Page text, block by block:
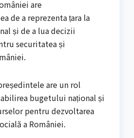
are
de a reprezenta țara la
și de a lua decizii
securitatea și
are un rol
bugetului național și
pentru dezvoltarea
a României.